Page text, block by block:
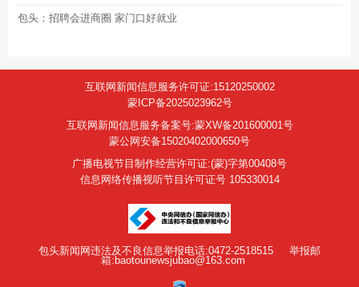
包头：招聘会进商圈 家门口好就业
互联网新闻信息服务许可证:15120250002
蒙ICP备2025023962号
互联网新闻信息服务备案号:蒙XW备201600001号
蒙公网安备15020402000650号
广播电视节目制作经营许可证:(蒙)字第00408号
信息网络传播视听节目许可证号 105330014
包头新闻网违法及不良信息举报电话:0472-2518515
举报邮
箱:baotounewsjubao@163.com